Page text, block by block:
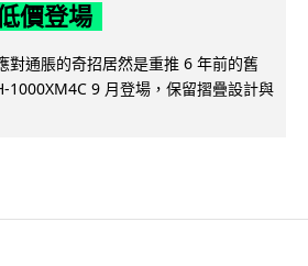
價登場
對通脹的奇招居然是重推 6 年前的舊
1000XM4C 9 月登場，保留摺疊設計與